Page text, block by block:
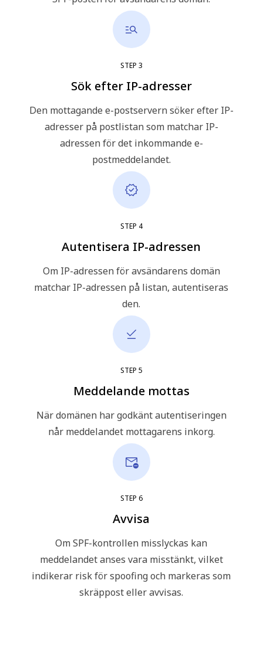
STEP 3
Sök efter IP-adresser
Den mottagande e-postservern söker efter IP-
adresser på postlistan som matchar IP-
adressen för det inkommande e-
postmeddelandet.
STEP 4
Autentisera IP-adressen
Om IP-adressen för avsändarens domän
matchar IP-adressen på listan, autentiseras
den.
STEP 5
Meddelande mottas
När domänen har godkänt autentiseringen
når meddelandet mottagarens inkorg.
STEP 6
Avvisa
Om SPF-kontrollen misslyckas kan
meddelandet anses vara misstänkt, vilket
indikerar risk för spoofing och markeras som
skräppost eller avvisas.